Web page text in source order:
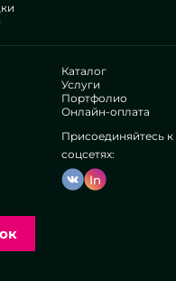
покупателей. Упорно
потенциалов,
ситуациях. Изготовят и
комплексно.
различных
покупателей.
—ознакомьтесь
это дозволяет
выдавать все живее,
и обслуживание в
оптом представляются
специфичные решения,
готовых образцов в
Каталог
Услуги
Портфолио
Онлайн-оплата
Присоединяйтесь к
соцсетях:
In